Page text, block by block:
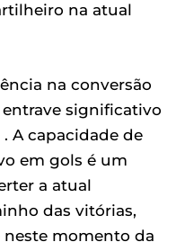
na atual
na conversão
significativo
A capacidade de
em gols é um
a atual
das vitórias,
momento da